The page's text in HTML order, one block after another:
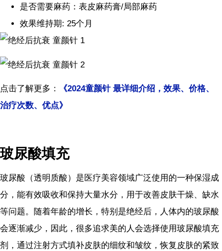
是否需要麻药：表皮麻药膏/局部麻药
效果维持期: 25个月
点击了解更多： 《2024童颜针 最详细介绍，效果、价格、
治疗次数、优点》
玻尿酸填充
玻尿酸（透明质酸）是医疗美容领域广泛使用的一种保湿成
分，能有效吸收和保持大量水分，用于改善皮肤干燥、缺水
等问题。随着年龄的增长，特别是绝经后，人体内的玻尿酸
会逐渐减少，因此，很多追求美的人会选择使用玻尿酸填充
剂，通过注射方式填补皮肤的细纹和皱纹，恢复皮肤的紧致